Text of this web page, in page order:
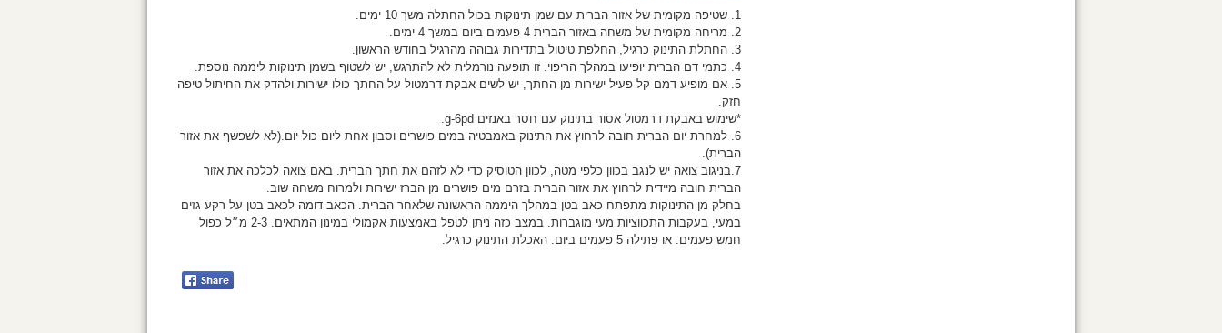
1. שטיפה מקומית של אזור הברית עם שמן תינוקות בכול החתלה משך 10 ימים.
2. מריחה מקומית של משחה באזור הברית 4 פעמים ביום במשך 4 ימים.
3. החתלת התינוק כרגיל, החלפת טיטול בתדירות גבוהה מהרגיל בחודש הראשון.
4. כתמי דם הברית יופיעו במהלך הריפוי. זו תופעה נורמלית לא להתרגש, יש לשטוף בשמן תינוקות ליממה נוספת.
5. אם מופיע דמם קל פעיל ישירות מן החתך, יש לשים אבקת דרמטול על החתך כולו ישירות ולהדק את החיתול טיפה
חזק.
*שימוש באבקת דרמטול אסור בתינוק עם חסר באנזים g-6pd.
6. למחרת יום הברית חובה לרחוץ את התינוק באמבטיה במים פושרים וסבון אחת ליום כול יום.(לא לשפשף את אזור
הברית).
7.בניגוב צואה יש לנגב בכוון כלפי מטה, לכוון הטוסיק כדי לא לזהם את חתך הברית. באם צואה לכלכה את אזור
הברית חובה מיידית לרחוץ את אזור הברית בזרם מים פושרים מן הברז ישירות ולמרוח משחה שוב.
בחלק מן התינוקות מתפתח כאב בטן במהלך היממה הראשונה שלאחר הברית. הכאב דומה לכאב בטן על רקע גזים
במעי, בעקבות התכווציות מעי מוגברות. במצב כזה ניתן לטפל באמצעות אקמולי במינון המתאים. 2-3 מ״ל כפול
חמש פעמים. או פתילה 5 פעמים ביום. האכלת התינוק כרגיל.